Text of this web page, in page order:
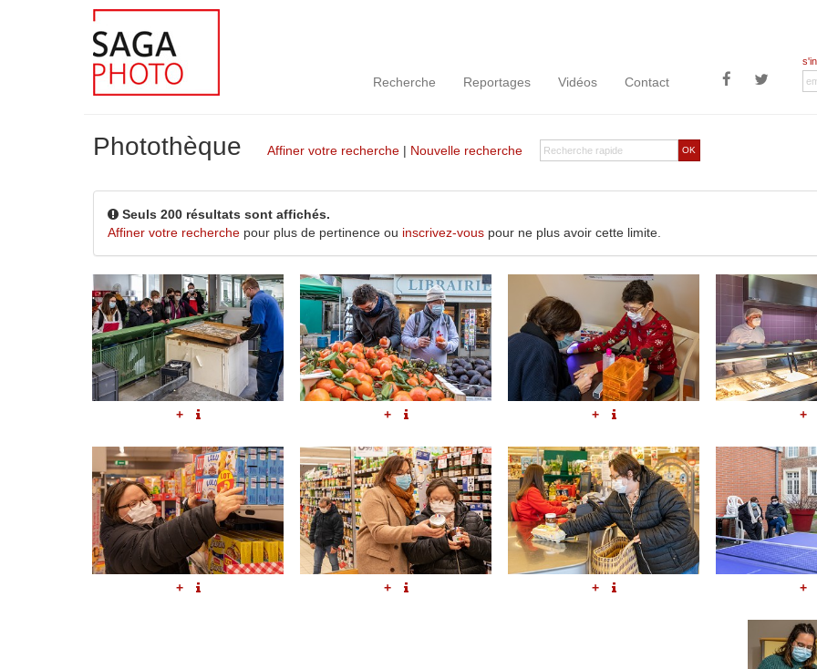
Recherche Reportages Vidéos Contact
OK
Photothèque Affiner votre recherche | Nouvelle recherche
Seuls 200 résultats sont affichés.
Affiner votre recherche pour plus de pertinence ou inscrivez-vous pour ne plus avoir cette limite.
+ + + +
+ + + +